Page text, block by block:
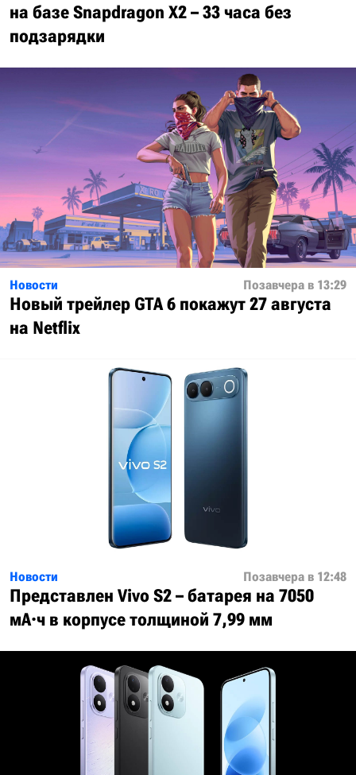
на базе Snapdragon X2 – 33 часа без
подзарядки
Новости Позавчера в 13:29
Новый трейлер GTA 6 покажут 27 августа
на Netflix
Новости Позавчера в 12:48
Представлен Vivo S2 – батарея на 7050
мА·ч в корпусе толщиной 7,99 мм